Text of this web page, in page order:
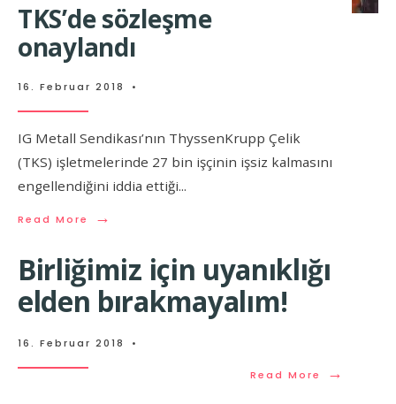
TKS’de sözleşme
onaylandı
16. Februar 2018 •
IG Metall Sendikası’nın ThyssenKrupp Çelik
(TKS) işletmelerinde 27 bin işçinin işsiz kalmasını
engellendiğini iddia ettiği...
Read More →
Birliğimiz için uyanıklığı
elden bırakmayalım!
16. Februar 2018 •
Read More →